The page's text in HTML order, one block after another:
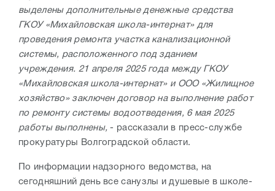
выделены дополнительные денежные средства
ГКОУ «Михайловская школа-интернат» для
проведения ремонта участка канализационной
системы, расположенного под зданием
учреждения. 21 апреля 2025 года между ГКОУ
«Михайловская школа-интернат» и ООО «Жилищное
хозяйство» заключен договор на выполнение работ
по ремонту системы водоотведения, 6 мая 2025
работы выполнены,- рассказали в пресс-службе
прокуратуры Волгоградской области.
По информации надзорного ведомства, на
сегодняшний день все санузлы и душевые в школе-